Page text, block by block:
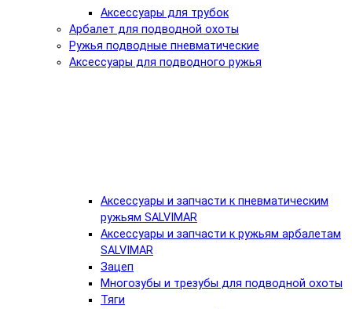
Аксессуары для трубок
Арбалет для подводной охоты
Ружья подводные пневматические
Аксессуары для подводного ружья
Аксессуары и запчасти к пневматическим
ружьям SALVIMAR
Аксессуары и запчасти к ружьям арбалетам
SALVIMAR
Зацеп
Многозубы и трезубы для подводной охоты
Тяги